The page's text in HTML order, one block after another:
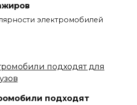
электромобилей
подходят